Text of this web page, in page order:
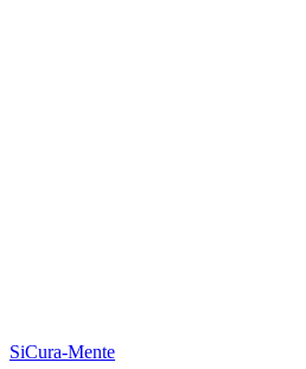
SiCura-Mente